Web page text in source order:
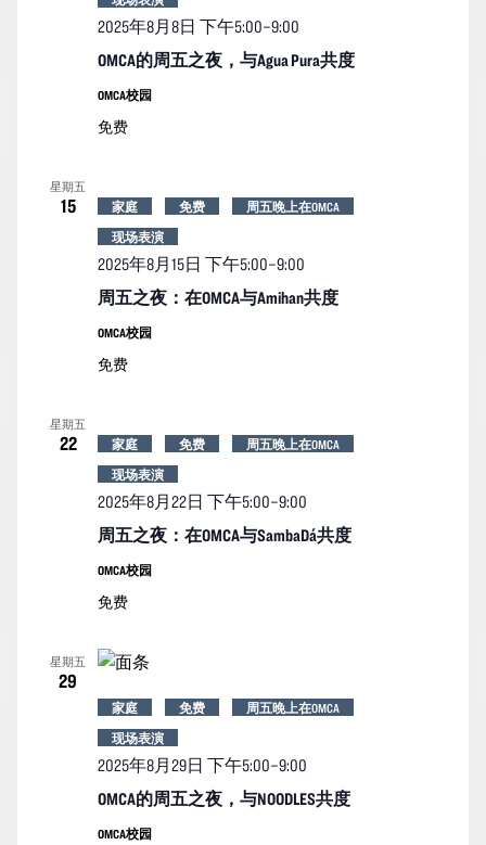
OMCA的周五之夜，与Agua Pura共度
2025年8月8日 下午5:00–9:00
OMCA校园
免费
星期五
15
周五之夜：在OMCA与Amihan共度
2025年8月15日 下午5:00–9:00
家庭 免费
周五晚上在OMCA
现场表演
OMCA校园
免费
星期五
22
周五之夜：在OMCA与SambaDá共度
2025年8月22日 下午5:00–9:00
家庭 免费
周五晚上在OMCA
现场表演
OMCA校园
免费
星期五
29
OMCA的周五之夜，与NOODLES共度
2025年8月29日 下午5:00–9:00
家庭 免费
周五晚上在OMCA
现场表演
OMCA校园